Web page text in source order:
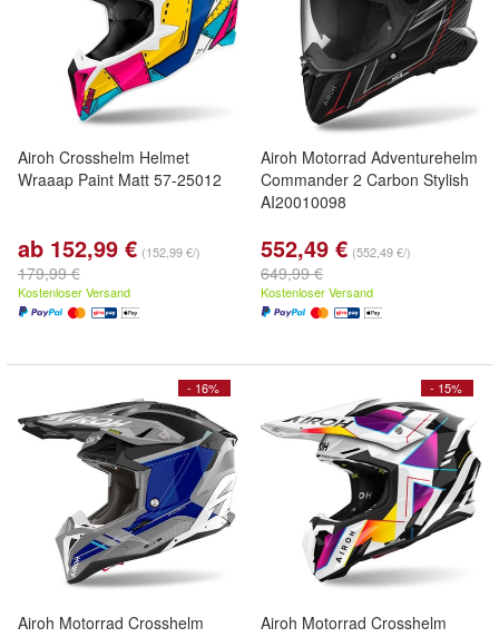
Airoh Crosshelm Helmet
Wraaap Paint Matt 57-25012
ab 152,99 € (152,99 €/)
179,99 €
Kostenloser Versand
Airoh Motorrad Adventurehelm
Commander 2 Carbon Stylish
AI20010098
552,49 € (552,49 €/)
649,99 €
Kostenloser Versand
- 16%
Airoh Motorrad Crosshelm
- 15%
Airoh Motorrad Crosshelm